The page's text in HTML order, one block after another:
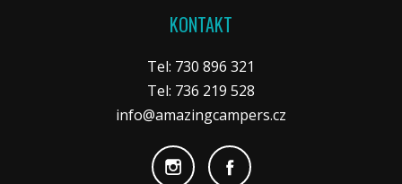
KONTAKT
Tel: 730 896 321
Tel: 736 219 528
info@amazingcampers.cz